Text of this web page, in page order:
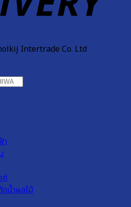
Intertrade Co. Ltd
า
ค์
ดน้ำผลไม้